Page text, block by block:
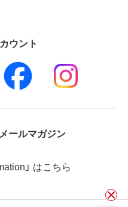
ウント
ールマガジン
」 はこちら